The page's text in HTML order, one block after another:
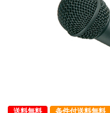
送料無料 条件付送料無料